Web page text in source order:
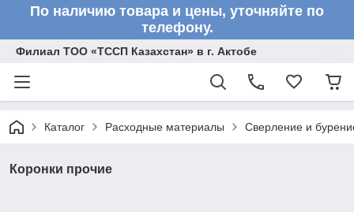
По наличию товара и цены, уточняйте по
телефону.
Филиал ТОО «ТССП Казахстан» в г. Актобе
Каталог Расходные материалы Сверление и
Коронки прочие